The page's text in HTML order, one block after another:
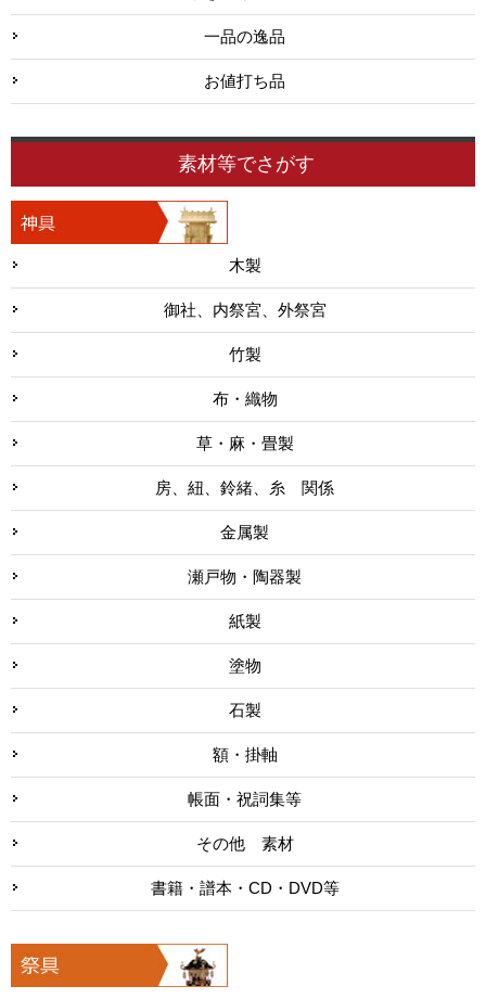
一品の逸品
お値打ち品
素材等でさがす
木製
御社、内祭宮、外祭宮
竹製
布・織物
草・麻・畳製
房、紐、鈴緒、糸 関係
金属製
瀬戸物・陶器製
紙製
塗物
石製
額・掛軸
帳面・祝詞集等
その他 素材
書籍・譜本・CD・DVD等